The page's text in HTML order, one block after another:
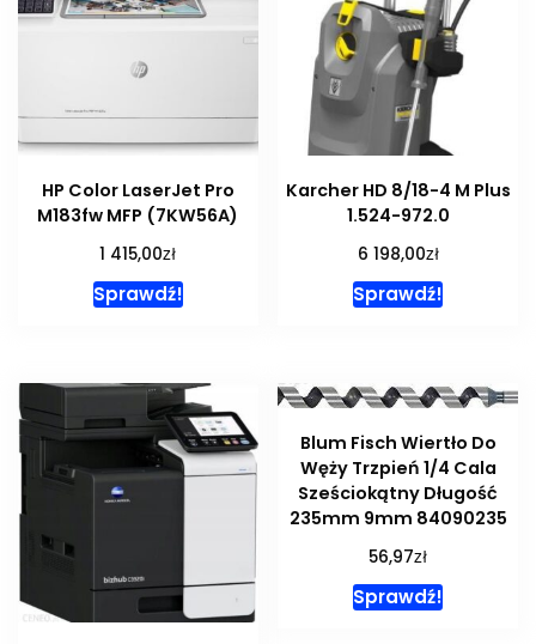
HP Color LaserJet Pro
M183fw MFP (7KW56A)
1 415,00zł
Sprawdź!
Karcher HD 8/18-4 M Plus
1.524-972.0
6 198,00zł
Sprawdź!
Blum Fisch Wiertło Do
Węży Trzpień 1/4 Cala
Sześciokątny Długość
235mm 9mm 84090235
56,97zł
Sprawdź!